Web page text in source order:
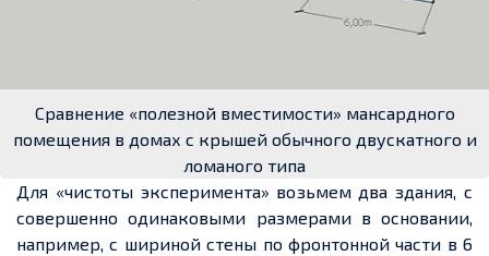
Сравнение «полезной вместимости» мансардного
помещения в домах с крышей обычного двускатного и
ломаного типа
Для «чистоты эксперимента» возьмем два здания, с
совершенно одинаковыми размерами в основании,
например, с шириной стены по фронтонной части в 6